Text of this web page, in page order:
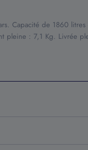
Capacité de 1860
pleine : 7,1 Kg. Livrée